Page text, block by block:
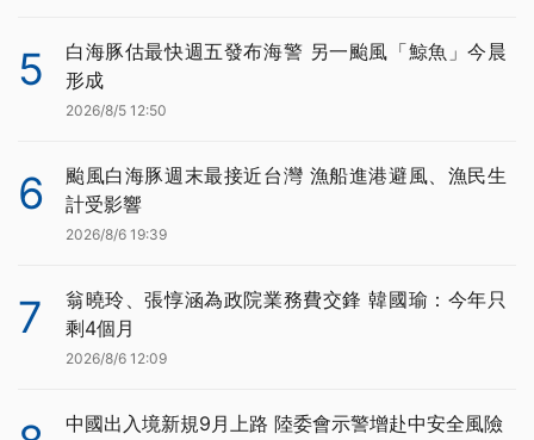
5
白海豚估最快週五發布海警 另一颱風「鯨魚」今晨
形成
2026/8/5 12:50
6
颱風白海豚週末最接近台灣 漁船進港避風、漁民生
計受影響
2026/8/6 19:39
7
翁曉玲、張惇涵為政院業務費交鋒 韓國瑜：今年只
剩4個月
2026/8/6 12:09
中國出入境新規9月上路 陸委會示警增赴中安全風險